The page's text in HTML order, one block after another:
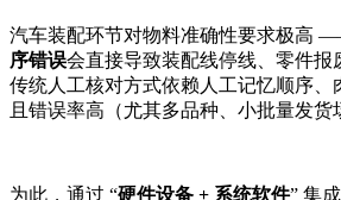
汽车装配环节对物料准确性要求极高
序错误会直接导致装配线停线、零件报
传统人工核对方式依赖人工记忆顺序、
且错误率高（尤其多品种、小批量发货
为此，通过 “硬件设备 + 系统软件” 集